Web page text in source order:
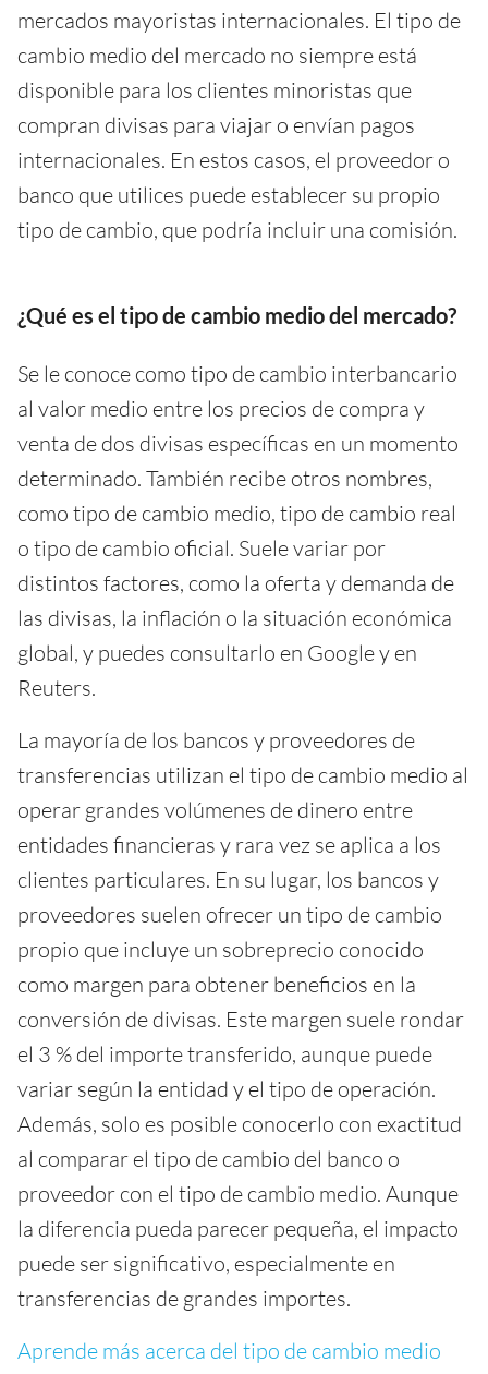
mercados mayoristas internacionales. El tipo de
cambio medio del mercado no siempre está
disponible para los clientes minoristas que
compran divisas para viajar o envían pagos
internacionales. En estos casos, el proveedor o
banco que utilices puede establecer su propio
tipo de cambio, que podría incluir una comisión.
¿Qué es el tipo de cambio medio del mercado?
Se le conoce como tipo de cambio interbancario
al valor medio entre los precios de compra y
venta de dos divisas específicas en un momento
determinado. También recibe otros nombres,
como tipo de cambio medio, tipo de cambio real
o tipo de cambio oficial. Suele variar por
distintos factores, como la oferta y demanda de
las divisas, la inflación o la situación económica
global, y puedes consultarlo en Google y en
Reuters.
La mayoría de los bancos y proveedores de
transferencias utilizan el tipo de cambio medio al
operar grandes volúmenes de dinero entre
entidades financieras y rara vez se aplica a los
clientes particulares. En su lugar, los bancos y
proveedores suelen ofrecer un tipo de cambio
propio que incluye un sobreprecio conocido
como margen para obtener beneficios en la
conversión de divisas. Este margen suele rondar
el 3 % del importe transferido, aunque puede
variar según la entidad y el tipo de operación.
Además, solo es posible conocerlo con exactitud
al comparar el tipo de cambio del banco o
proveedor con el tipo de cambio medio. Aunque
la diferencia pueda parecer pequeña, el impacto
puede ser significativo, especialmente en
transferencias de grandes importes.
Aprende más acerca del tipo de cambio medio